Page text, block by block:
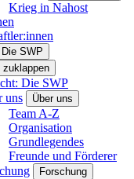
Krieg in Nahost
Die SWP
zuklappen
Die SWP
uns
Über uns
Team A-Z
Organisation
Grundlegendes
Freunde und Förderer
Forschung